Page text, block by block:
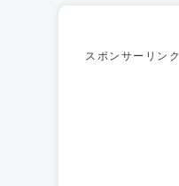
スポンサーリンク